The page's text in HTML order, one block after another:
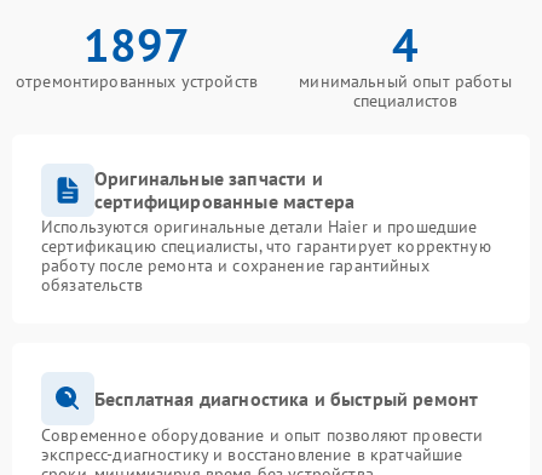
1897
отремонтированных устройств
4
минимальный опыт работы
специалистов
Оригинальные запчасти и
сертифицированные мастера
Используются оригинальные детали Haier и прошедшие
сертификацию специалисты, что гарантирует корректную
работу после ремонта и сохранение гарантийных
обязательств
Бесплатная диагностика и быстрый ремонт
Современное оборудование и опыт позволяют провести
экспресс-диагностику и восстановление в кратчайшие